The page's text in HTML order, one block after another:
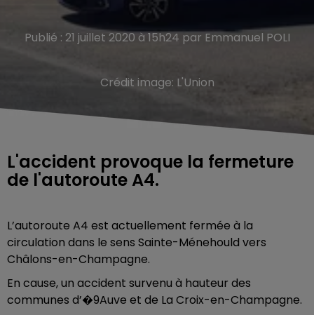
Publié : 21 juillet 2020 à 15h24 par Emmanuel POLI
Crédit image: L'Union
L'accident provoque la fermeture
de l'autoroute A4.
L’autoroute A4 est actuellement fermée à la
circulation dans le sens Sainte-Ménehould vers
Châlons-en-Champagne.
En cause, un accident survenu à hauteur des
communes d’�9Auve et de La Croix-en-Champagne.